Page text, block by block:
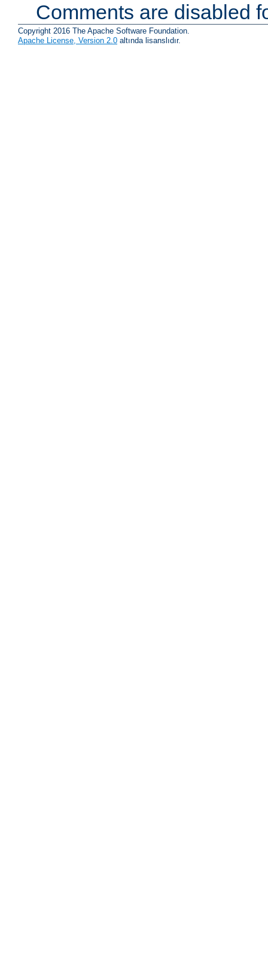
Comments are disabled
Copyright 2016 The Apache Software Foundation.
Apache License, Version 2.0 altında lisanslıdır.